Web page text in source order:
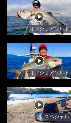
オフショアソルト
オフショアソルト
スペシャル